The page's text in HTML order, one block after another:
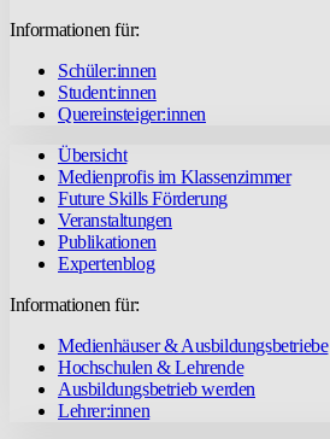
Informationen für:
Schüler:innen
Student:innen
Quereinsteiger:innen
Übersicht
Medienprofis im Klassenzimmer
Future Skills Förderung
Veranstaltungen
Publikationen
Expertenblog
Informationen für:
Medienhäuser & Ausbildungsbetriebe
Hochschulen & Lehrende
Ausbildungsbetrieb werden
Lehrer:innen